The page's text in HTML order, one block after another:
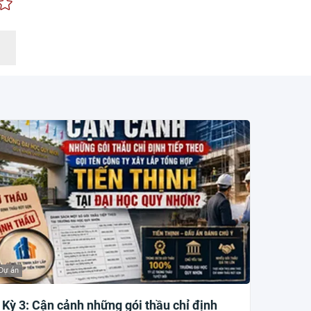
án
Kỳ 3: Cận cảnh những gói thầu chỉ định